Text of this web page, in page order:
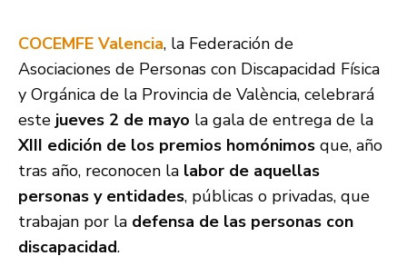
COCEMFE Valencia, la Federación de
Asociaciones de Personas con Discapacidad Física
y Orgánica de la Provincia de València, celebrará
este jueves 2 de mayo la gala de entrega de la
XIII edición de los premios homónimos que, año
tras año, reconocen la labor de aquellas
personas y entidades, públicas o privadas, que
trabajan por la defensa de las personas con
discapacidad.